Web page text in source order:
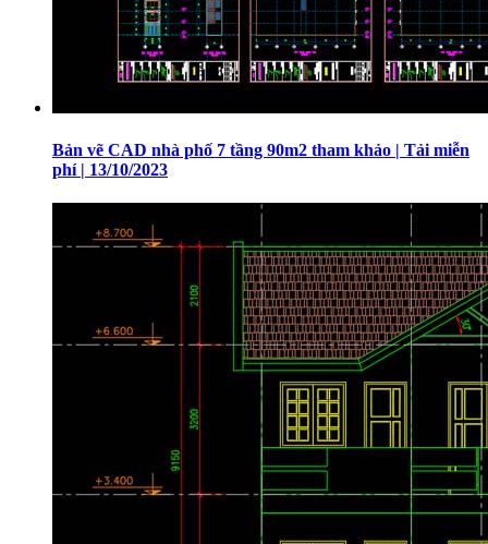
Bản vẽ CAD nhà phố 7 tầng 90m2 tham khảo | Tải miễn
phí | 13/10/2023